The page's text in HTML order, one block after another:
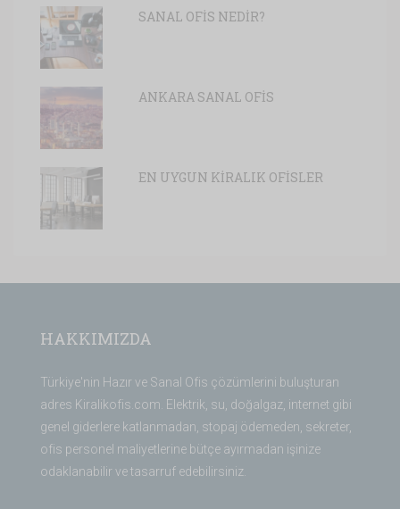
SANAL OFİS NEDİR?
ANKARA SANAL OFİS
EN UYGUN KİRALIK OFİSLER
HAKKIMIZDA
Türkiye'nin Hazır ve Sanal Ofis çözümlerini buluşturan
adres Kiralikofis.com. Elektrik, su, doğalgaz, internet gibi
genel giderlere katlanmadan, stopaj ödemeden, sekreter,
ofis personel maliyetlerine bütçe ayırmadan işinize
odaklanabilir ve tasarruf edebilirsiniz.